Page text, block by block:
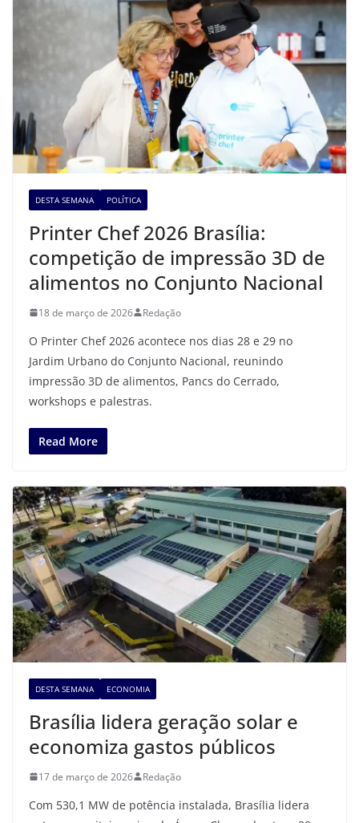
DESTA SEMANA POLÍTICA
Printer Chef 2026 Brasília:
competição de impressão 3D de
alimentos no Conjunto Nacional
18 de março de 2026 Redação
O Printer Chef 2026 acontece nos dias 28 e 29 no
Jardim Urbano do Conjunto Nacional, reunindo
impressão 3D de alimentos, Pancs do Cerrado,
workshops e palestras.
Read More
DESTA SEMANA ECONOMIA
Brasília lidera geração solar e
economiza gastos públicos
17 de março de 2026 Redação
Com 530,1 MW de potência instalada, Brasília lidera